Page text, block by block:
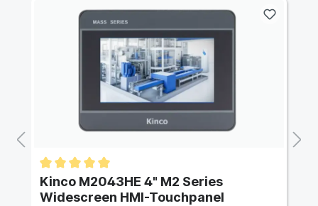
Kinco M2043HE 4" M2 Series
Widescreen HMI-Touchpanel